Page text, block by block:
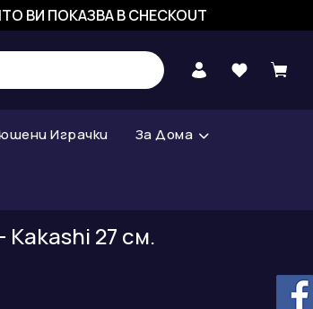
ВИ ПОКАЗВА В CHECKOUT
Играчки За Дома
27 см.